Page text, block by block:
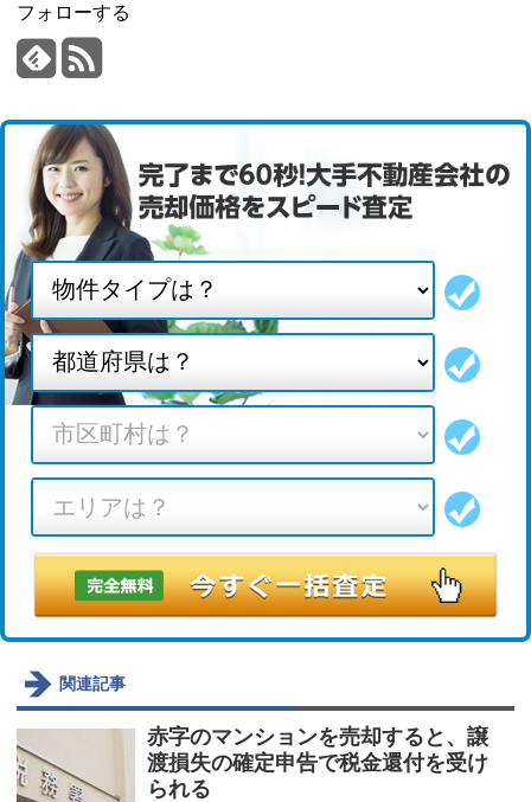
フォローする
関連記事
赤字のマンションを売却すると、譲
渡損失の確定申告で税金還付を受け
られる